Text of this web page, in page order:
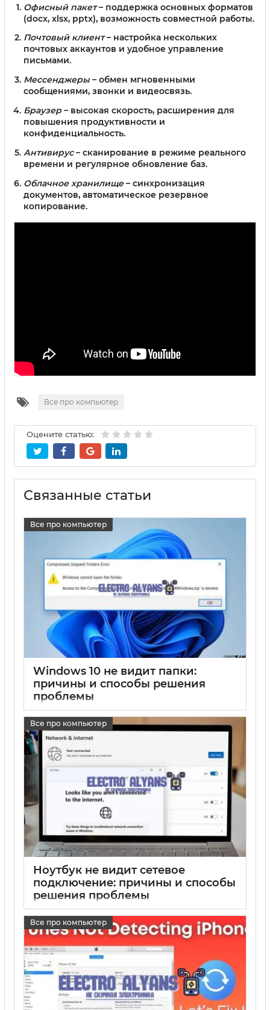
Офисный пакет– поддержка основных форматов
(docx, xlsx, pptx), возможность совместной работы.
Почтовый клиент– настройка нескольких
почтовых аккаунтов и удобное управление
письмами.
Мессенджеры– обмен мгновенными
сообщениями, звонки и видеосвязь.
Браузер– высокая скорость, расширения для
повышения продуктивности и
конфиденциальность.
Антивирус– сканирование в режиме реального
времени и регулярное обновление баз.
Облачное хранилище– синхронизация
документов, автоматическое резервное
копирование.
Все про компьютер
Оцените статью:
Связанные статьи
Все про компьютер
Windows 10 не видит папки:
причины и способы решения
проблемы
Все про компьютер
Ноутбук не видит сетевое
подключение: причины и способы
решения проблемы
Все про компьютер